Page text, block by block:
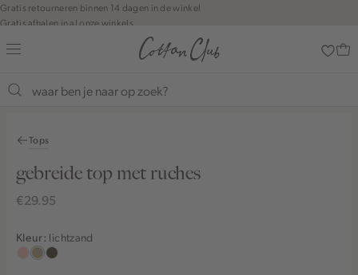
Navigeer
direct naar
de
hoofdinhoud
zoekbalk
naar de
Gratis retourneren binnen 14 dagen in de winkel
Gratis afhalen in al onze winkels
Jouw bestelling wordt binnen 1 tot 5 dagen bezorgd
Betaal zoals jij wilt: o.a. iDEAL | Wero, Riverty, Apple pay & creditcard
Shop the look
Tops
gebreide top met ruches
€29.95
Kleur: lichtzand
pinklichtzand
middenbruin